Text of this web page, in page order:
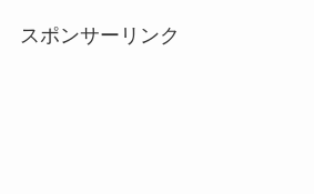
スポンサーリンク